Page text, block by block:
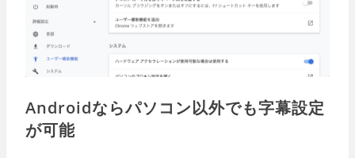
Androidならパソコン以外でも字幕設定
が可能